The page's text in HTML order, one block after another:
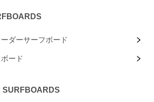
ダーサーフボード
ード
SURFBOARDS